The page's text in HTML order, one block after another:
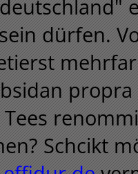
dürfen.
Tees
Schcikt